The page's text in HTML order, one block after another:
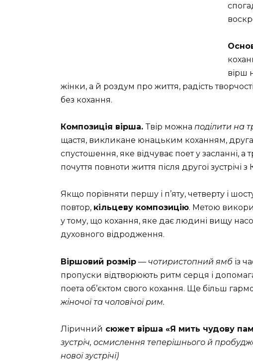
вірш
жінки, а й роздум про життя, ра­дість
без кохання.
Композиція вірша.Твір можна поділити на
щастя, викликане юнацьким коханням, друга
спустошення, яке відчуває поет у засланні,
почуття повноти життя після другої зустрічі з
Якщо порівняти першу і п’яту, четверту і
повтор, кільцеву композицію. Метою
у тому, що кохання, яке дає людині вищу
духовного відродження.
Віршовий розмір — чотиристопний ямб із
пропуски відтворюють ритм серця і
поета об’єктом свого кохання. Ще більш
жіночої та чоловічої рим.
Ліричний сюжет вірша «Я мить чудову
зустріч, осмислення теперішнього й
нової зустрічі)